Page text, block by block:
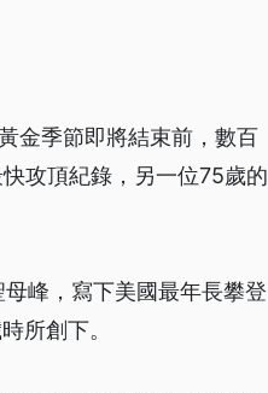
金季節即將結束前，數百
攻頂紀錄，另一位75歲的
峰，寫下美國最年長攀登
所創下。